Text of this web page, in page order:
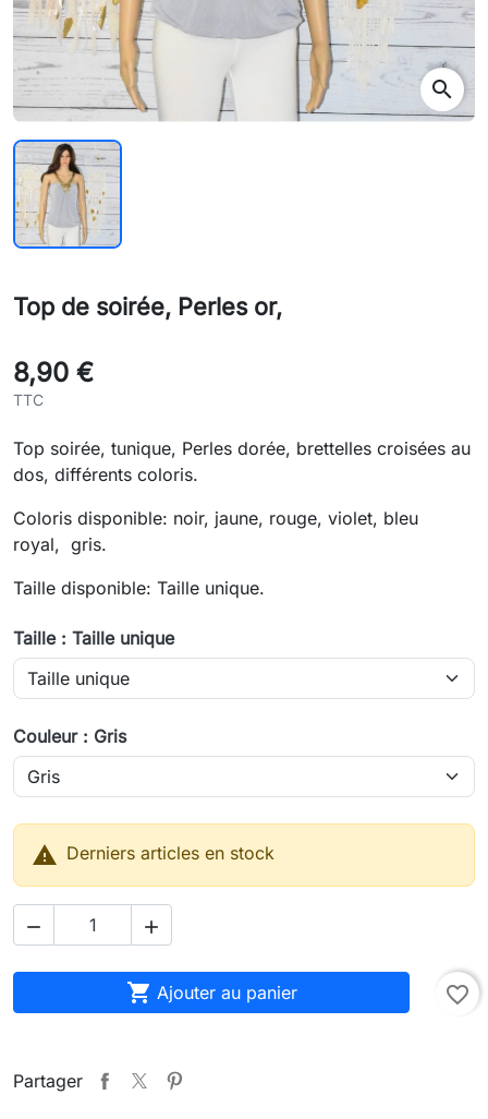
search
Top de soirée, Perles or,
8,90 €
TTC
Top soirée, tunique, Perles dorée, brettelles croisées au
dos, différents coloris.
Coloris disponible: noir, jaune, rouge, violet, bleu
royal, gris.
Taille disponible: Taille unique.
Taille : Taille unique
Couleur : Gris
 Derniers articles en stock
 
 Ajouter au panier favorite_border
Partager